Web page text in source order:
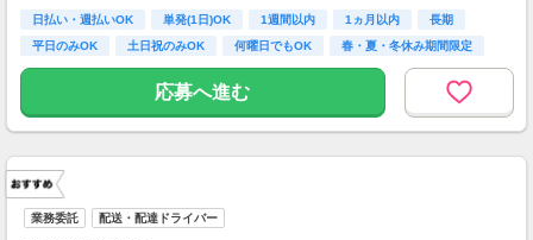
日払い・週払いOK 単発(1日)OK 1週間以内 1ヵ月以内
長期
平日のみOK
土日祝のみOK 何曜日でもOK 春・夏・冬休み期間限定
応募へ進む
業務委託 配送・配達ドライバー